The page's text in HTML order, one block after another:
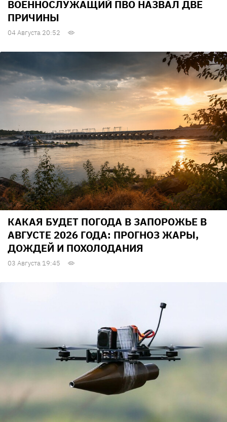
ВОЕННОСЛУЖАЩИЙ ПВО НАЗВАЛ ДВЕ
ПРИЧИНЫ
04 Августа 20:52
КАКАЯ БУДЕТ ПОГОДА В ЗАПОРОЖЬЕ В
АВГУСТЕ 2026 ГОДА: ПРОГНОЗ ЖАРЫ,
ДОЖДЕЙ И ПОХОЛОДАНИЯ
03 Августа 19:45